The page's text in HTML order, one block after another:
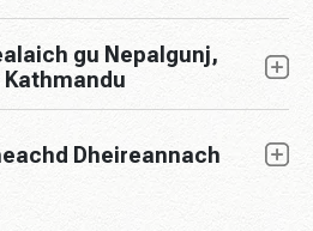
gu Nepalgunj,
Dheireannach